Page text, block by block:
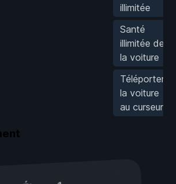
illimitée
Santé
illimitée de
la voiture
Téléporter
la voiture
au curseur